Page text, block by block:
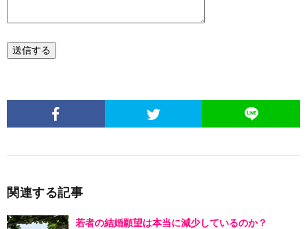
関連する記事
若者の結婚願望は本当に減少しているのか？